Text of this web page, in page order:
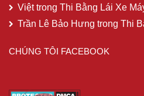
Việttrong Thi Bằng Lái Xe
Trần Lê Bảo Hưng trong Thi
CHÚNG TÔI FACEBOOK